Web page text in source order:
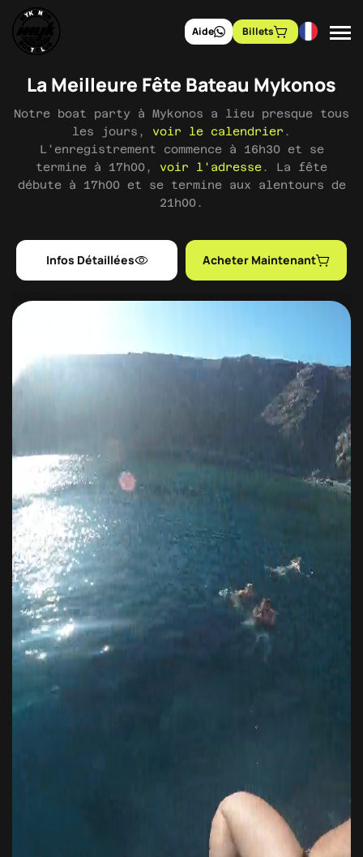
Aide Billets
La Meilleure Fête Bateau Mykonos
Notre boat party à Mykonos a lieu presque tous
les jours, voir le calendrier .
L'enregistrement commence à 16h30 et se
termine à 17h00, voir l'adresse. La fête
débute à 17h00 et se termine aux alentours de
21h00.
Infos Détaillées Acheter Maintenant